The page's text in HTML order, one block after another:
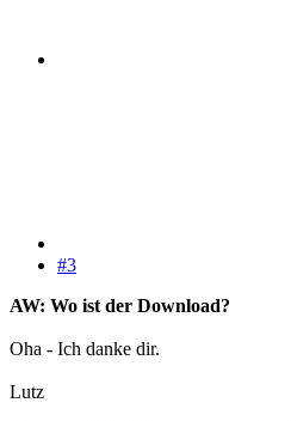
#3
AW: Wo ist der Download?
Oha - Ich danke dir.
Lutz